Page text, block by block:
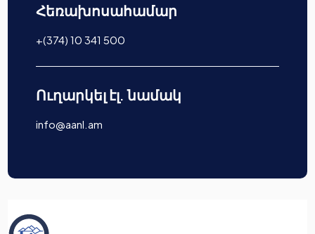
Հեռախոսահամար
+(374) 10 341 500
Ուղարկել էլ. նամակ
info@aanl.am